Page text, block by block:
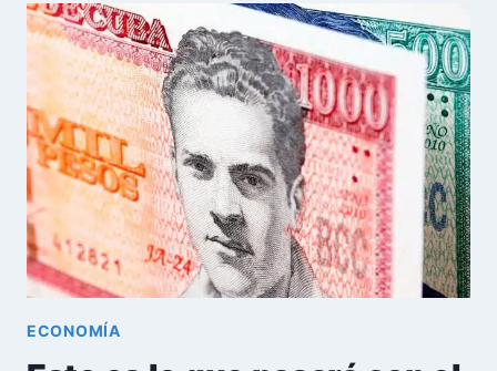
LA
EMIGRACIÓN
MASIVA
EN
VALOR
DEL
DÓLAR
Y
DEPRECIACIÓN
DEL
PESO
ECONOMÍA